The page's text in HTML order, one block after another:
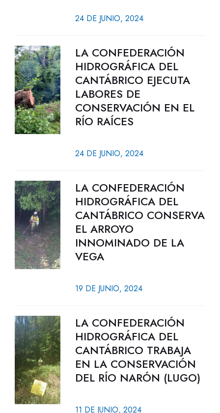
24 DE JUNIO, 2024
LA CONFEDERACIÓN
HIDROGRÁFICA DEL
CANTÁBRICO EJECUTA
LABORES DE
CONSERVACIÓN EN EL
RÍO RAÍCES
24 DE JUNIO, 2024
LA CONFEDERACIÓN
HIDROGRÁFICA DEL
CANTÁBRICO CONSERVA
EL ARROYO
INNOMINADO DE LA
VEGA
19 DE JUNIO, 2024
LA CONFEDERACIÓN
HIDROGRÁFICA DEL
CANTÁBRICO TRABAJA
EN LA CONSERVACIÓN
DEL RÍO NARÓN (LUGO)
11 DE JUNIO, 2024